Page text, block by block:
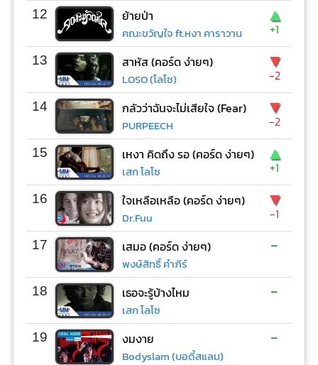
12 ย้ายป่า
คณะขวัญใจ ft.หงา คาราวาน
▲
+1
13 สาหัส (คอร์ด ง่ายๆ)
LOSO (โลโซ)
▼
-2
14 กลัวว่าฉันจะไม่เสียใจ (Fear)
PURPEECH
▼
-2
15 เหงา คิดถึง รอ (คอร์ด ง่ายๆ)
เสก โลโซ
▲
+1
16 ใจเหลือเหลือ (คอร์ด ง่ายๆ)
Dr.Fuu
▼
-1
17 เสมอ (คอร์ด ง่ายๆ)
พงษ์สิทธิ์ คำภีร์
-
18 เธอจะรู้บ้างไหม
เสก โลโซ
-
19 งมงาย
Bodyslam (บอดี้สแลม)
-